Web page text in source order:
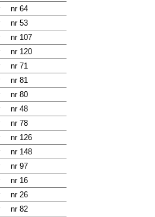
nr 64
nr 53
nr 107
nr 120
nr 71
nr 81
nr 80
nr 48
nr 78
nr 126
nr 148
nr 97
nr 16
nr 26
nr 82